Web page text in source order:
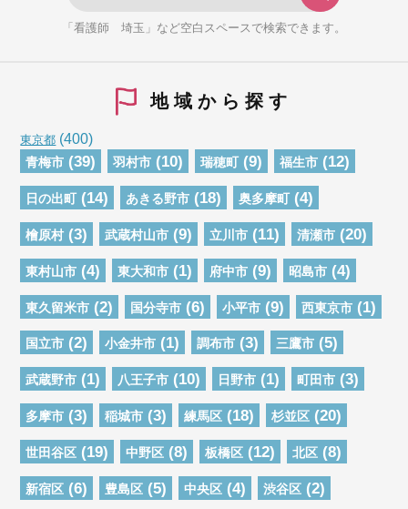
「看護師 埼玉」など空白スペースで検索できます。
地域から探す
東京都 (400)
青梅市 (39) 羽村市 (10) 瑞穂町 (9) 福生市 (12)
日の出町 (14) あきる野市 (18) 奥多摩町 (4)
檜原村 (3) 武蔵村山市 (9) 立川市 (11) 清瀬市 (20)
東村山市 (4) 東大和市 (1) 府中市 (9) 昭島市 (4)
東久留米市 (2) 国分寺市 (6) 小平市 (9) 西東京市 (1)
国立市 (2) 小金井市 (1) 調布市 (3) 三鷹市 (5)
武蔵野市 (1) 八王子市 (10) 日野市 (1) 町田市 (3)
多摩市 (3) 稲城市 (3) 練馬区 (18) 杉並区 (20)
世田谷区 (19) 中野区 (8) 板橋区 (12) 北区 (8)
新宿区 (6) 豊島区 (5) 中央区 (4) 渋谷区 (2)